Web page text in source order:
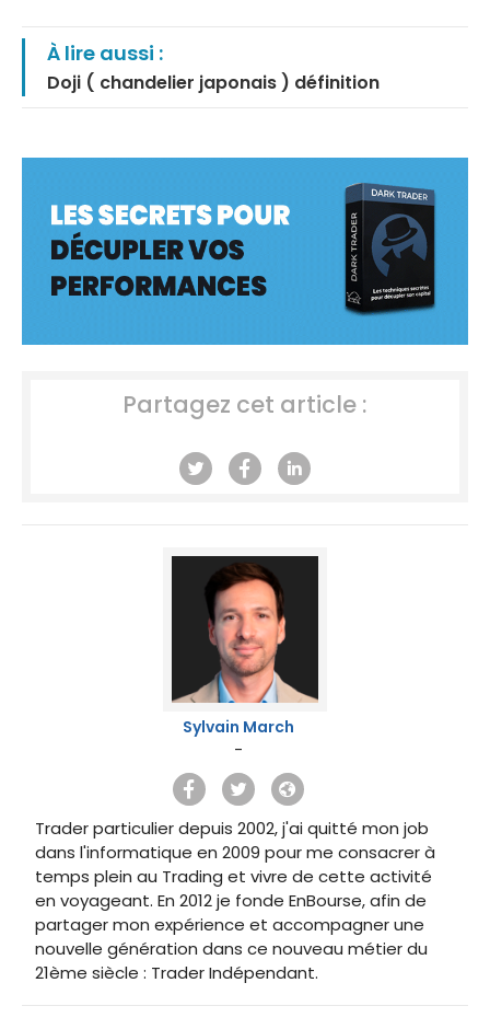
À lire aussi :
Doji ( chandelier japonais ) définition
Partagez cet article :
Sylvain March
-
Trader particulier depuis 2002, j'ai quitté mon job
dans l'informatique en 2009 pour me consacrer à
temps plein au Trading et vivre de cette activité
en voyageant. En 2012 je fonde EnBourse, afin de
partager mon expérience et accompagner une
nouvelle génération dans ce nouveau métier du
21ème siècle : Trader Indépendant.